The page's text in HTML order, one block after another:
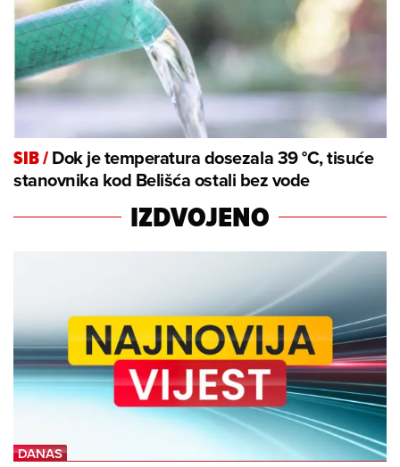
SIB/Dok je temperatura dosezala 39 °C, tisuće
stanovnika kod Belišća ostali bez vode
IZDVOJENO